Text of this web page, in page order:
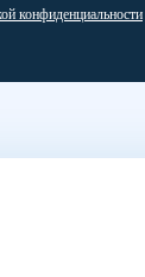
конфиденциальности